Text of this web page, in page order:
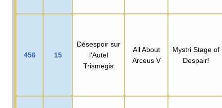
456 15
Désespoir sur
l'Autel
Trismegis
All About
Arceus V
Mystri Stage of
Despair!